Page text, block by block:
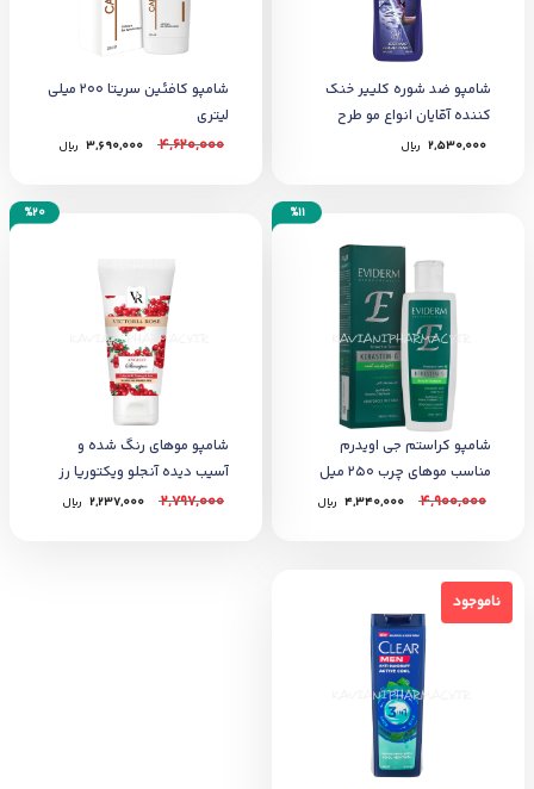
شامپو ضد شوره کلییر خنک
کننده آقایان انواع مو طرح
قهرمان 400 میل
2,530,000 ﷼
شامپو کافئین سریتا ۲۰۰ میلی
لیتری
4,620,000
3,690,000 ﷼
%11
شامپو کراستم جی اویدرم
مناسب موهای چرب ۲۵۰ میل
4,900,000
4,340,000 ﷼
%20
شامپو موهای رنگ شده و
آسیب دیده آنجلو ویکتوریا رز
2,797,000
2,237,000 ﷼
ناموجود
ناموجود